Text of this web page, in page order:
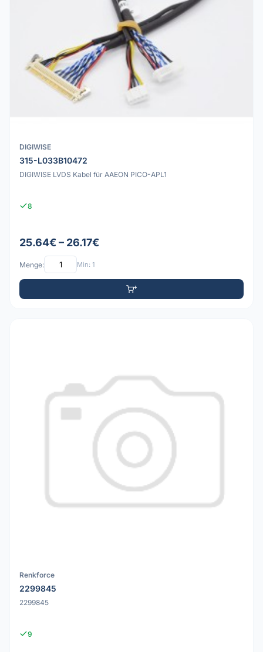
DIGIWISE
315-L033B10472
DIGIWISE LVDS Kabel für AAEON PICO-APL1
8
25.64€ – 26.17€
Menge: Min: 1
Renkforce
2299845
2299845
9